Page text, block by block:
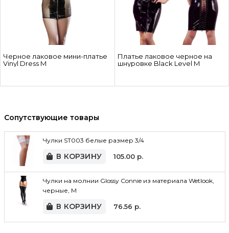
Черное лаковое мини-платье
Vinyl Dress M
Платье лаковое черное на
шнуровке Black Level M
Сопутствующие товары
Чулки ST003 белые размер 3/4
В КОРЗИНУ 105.00р.
Чулки на молнии Glossy Connie из материала Wetlook,
черные, M
В КОРЗИНУ 76.56 р.